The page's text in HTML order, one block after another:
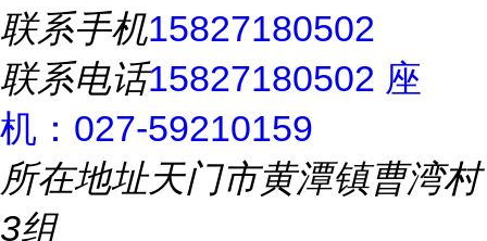
联系手机15827180502
联系电话15827180502 座
机：027-59210159
所在地址天门市黄潭镇曹湾村
3组